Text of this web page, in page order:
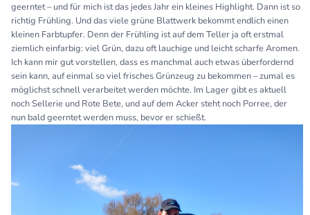
geerntet – und für mich ist das jedes Jahr ein kleines Highlight. Dann ist so
richtig Frühling. Und das viele grüne Blattwerk bekommt endlich einen
kleinen Farbtupfer. Denn der Frühling ist auf dem Teller ja oft erstmal
ziemlich einfarbig: viel Grün, dazu oft lauchige und leicht scharfe Aromen.
Ich kann mir gut vorstellen, dass es manchmal auch etwas überfordernd
sein kann, auf einmal so viel frisches Grünzeug zu bekommen – zumal es
möglichst schnell verarbeitet werden möchte. Im Lager gibt es aktuell
noch Sellerie und Rote Bete, und auf dem Acker steht noch Porree, der
nun bald geerntet werden muss, bevor er schießt.